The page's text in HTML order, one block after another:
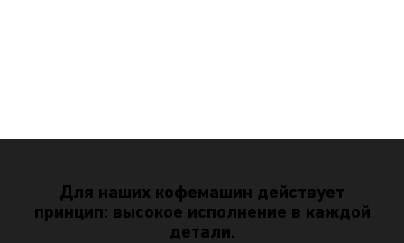
Для наших кофемашин действует
принцип: высокое исполнение в каждой
детали.